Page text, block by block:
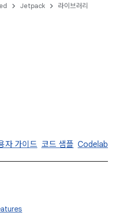
Jetpack 라이브러리
자 가이드 코드 샘플 Codelab